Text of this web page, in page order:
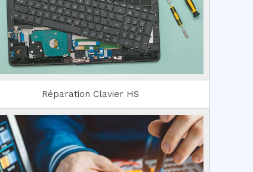
Réparation Clavier HS